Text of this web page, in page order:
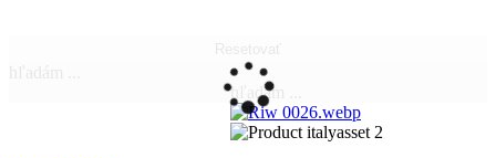
hľadám ...